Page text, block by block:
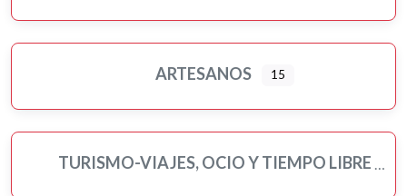
ARTESANOS 15
TURISMO-VIAJES, OCIO Y TIEMPO LIBRE